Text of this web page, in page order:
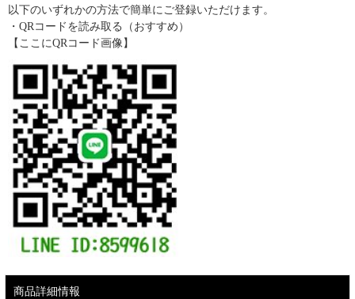
以下のいずれかの方法で簡単にご登録いただけます。
・QRコードを読み取る（おすすめ）
【ここにQRコード画像】
商品詳細情報